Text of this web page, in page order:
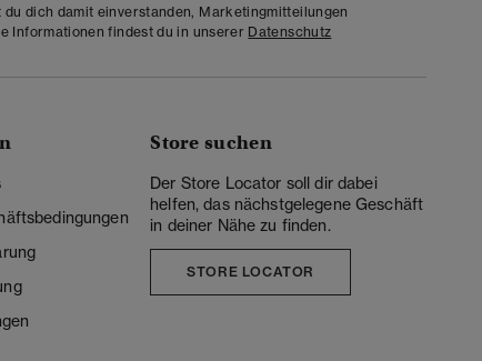
dich damit einverstanden, Marketingmitteilungen
Informationen findest du in unserer Datenschutz
Store suchen
Der Store Locator soll dir dabei
helfen, das nächstgelegene Geschäft
in deiner Nähe zu finden.
STORE LOCATOR